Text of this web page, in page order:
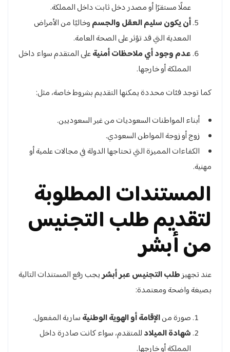
عملًا مستقرًا أو مصدر دخل ثابت داخل المملكة.
أن يكون سليم العقل والجسموخاليًا من الأمراض
المعدية التي قد تؤثر على الصحة العامة.
عدم وجود أي ملاحظات أمنيةعلى المتقدم سواء داخل
المملكة أو خارجها.
كما توجد فئات محددة يمكنها التقديم بشروط خاصة، مثل:
أبناء المواطنات السعوديات من غير السعوديين.
زوج أو زوجة المواطن السعودي.
الكفاءات المميزة التي تحتاجها الدولة في مجالات علمية أو
مهنية.
المستندات المطلوبة
لتقديم طلب التجنيس
من أبشر
عند تجهيزطلب التجنيس عبر أبشريجب رفع المستندات التالية
بصيغة واضحة ومعتمدة:
صورة منالإقامة أو الهوية الوطنيةسارية المفعول.
شهادة الميلادللمتقدم، سواء كانت صادرة داخل
المملكة أو خارجها.